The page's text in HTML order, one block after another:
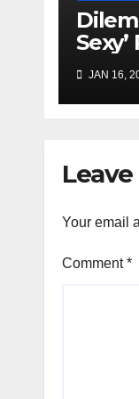
JAN 16,
Your email
Comment*